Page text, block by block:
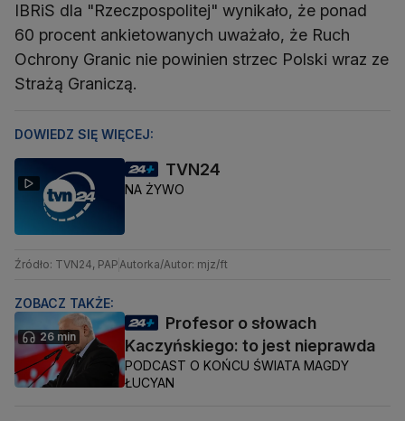
IBRiS dla "Rzeczpospolitej" wynikało, że ponad
60 procent ankietowanych uważało, że Ruch
Ochrony Granic nie powinien strzec Polski wraz ze
Strażą Graniczą.
DOWIEDZ SIĘ WIĘCEJ:
TVN24
NA ŻYWO
Źródło: TVN24, PAP Autorka/Autor: mjz/ft
ZOBACZ TAKŻE:
26 min
Profesor o słowach
Kaczyńskiego: to jest nieprawda
PODCAST O KOŃCU ŚWIATA MAGDY
ŁUCYAN